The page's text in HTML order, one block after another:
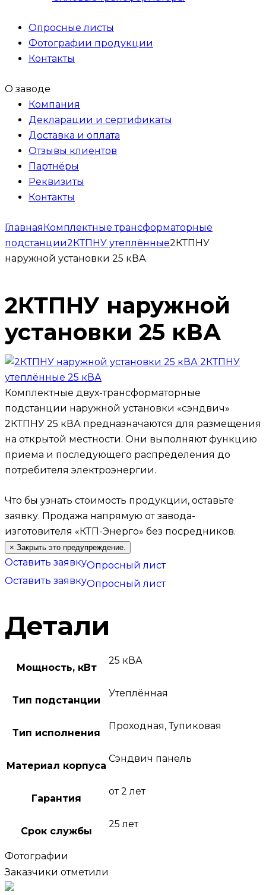
Опросные листы
Фотографии продукции
Контакты
О заводе
Компания
Декларации и сертификаты
Доставка и оплата
Отзывы клиентов
Партнёры
Реквизиты
Контакты
Главная Комплектные трансформаторные
подстанции2КТПНУ утеплённые2КТПНУ
наружной установки 25 кВА
2КТПНУ наружной
установки 25 кВА
Комплектные двух-трансформаторные
подстанции наружной установки «сэндвич»
2КТПНУ 25 кВА предназначаются для размещения
на открытой местности. Они выполняют функцию
приема и последующего распределения до
потребителя электроэнергии.
Что бы узнать стоимость продукции, оставьте
заявку. Продажа напрямую от завода-
изготовителя «КТП-Энерго» без посредников.
× Закрыть это предупреждение.
Оставить заявкуОпросный лист
Оставить заявкуОпросный лист
Детали
Мощность, кВт
25 кВА
Тип подстанции
Утеплённая
Тип исполнения
Проходная, Тупиковая
Материал корпуса
Сэндвич панель
Гарантия
от 2 лет
Срок службы
25 лет
Фотографии
Заказчики отметили